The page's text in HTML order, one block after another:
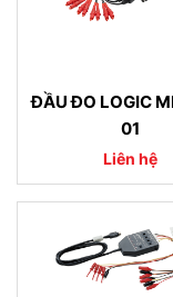
ĐẦU ĐO LOGIC
01
Liên hệ